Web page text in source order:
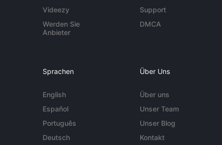
Videezy
Werden Sie
Anbieter
Support
DMCA
Sprachen
English
Español
Português
Deutsch
Über Uns
Über uns
Unser Team
Unser Blog
Kontakt